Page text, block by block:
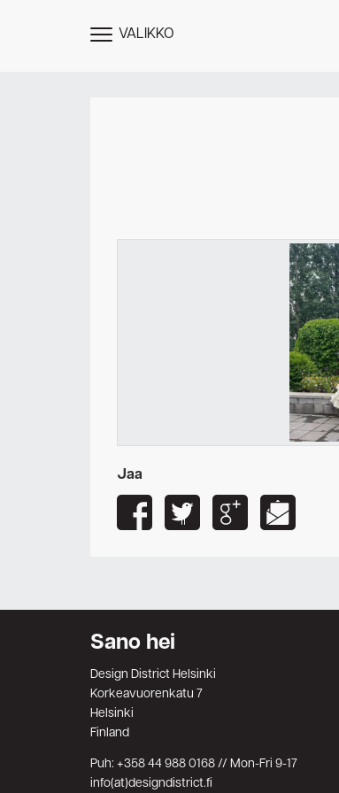
NÄYTÄVALIKKO
Jaa
Sano hei
Design District Helsinki
Korkeavuorenkatu 7
Helsinki
Finland
Puh: +358 44 988 0168 // Mon-Fri 9-17
info(at)designdistrict.fi